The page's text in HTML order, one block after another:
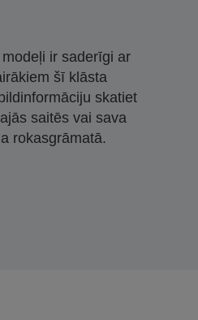
ir saderīgi ar
šī klāsta
skatiet
saitēs vai sava
rokasgrāmatā.